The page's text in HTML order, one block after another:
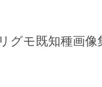
グモ既知種画像